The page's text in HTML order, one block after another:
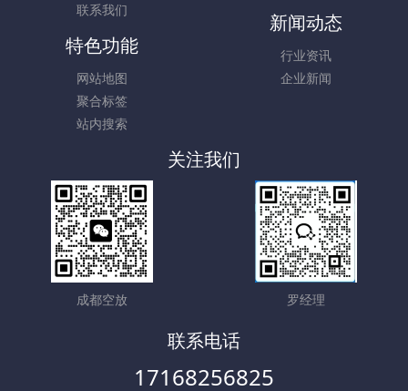
联系我们
新闻动态
行业资讯
企业新闻
特色功能
网站地图
聚合标签
站内搜索
关注我们
成都空放 罗经理
联系电话
17168256825